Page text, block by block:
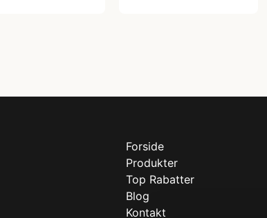
Forside
Produkter
Top Rabatter
Blog
Kontakt